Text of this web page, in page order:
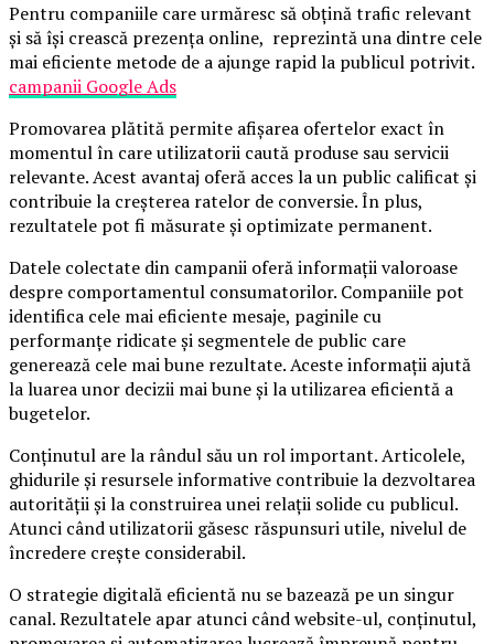
Pentru companiile care urmăresc să obțină trafic relevant
și să își crească prezența online, reprezintă una dintre cele
mai eficiente metode de a ajunge rapid la publicul potrivit.
campanii Google Ads
Promovarea plătită permite afișarea ofertelor exact în
momentul în care utilizatorii caută produse sau servicii
relevante. Acest avantaj oferă acces la un public calificat și
contribuie la creșterea ratelor de conversie. În plus,
rezultatele pot fi măsurate și optimizate permanent.
Datele colectate din campanii oferă informații valoroase
despre comportamentul consumatorilor. Companiile pot
identifica cele mai eficiente mesaje, paginile cu
performanțe ridicate și segmentele de public care
generează cele mai bune rezultate. Aceste informații ajută
la luarea unor decizii mai bune și la utilizarea eficientă a
bugetelor.
Conținutul are la rândul său un rol important. Articolele,
ghidurile și resursele informative contribuie la dezvoltarea
autorității și la construirea unei relații solide cu publicul.
Atunci când utilizatorii găsesc răspunsuri utile, nivelul de
încredere crește considerabil.
O strategie digitală eficientă nu se bazează pe un singur
canal. Rezultatele apar atunci când website-ul, conținutul,